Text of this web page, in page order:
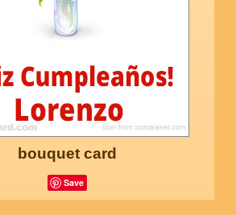
bouquet card
Save